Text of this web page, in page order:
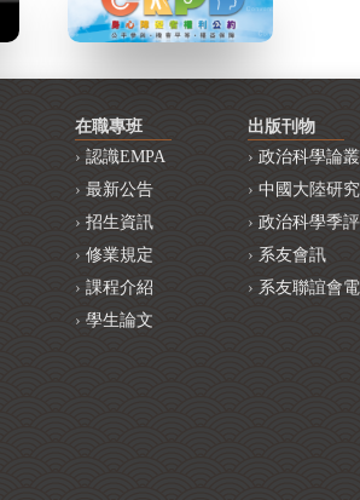
在職專班
認識EMPA
最新公告
招生資訊
修業規定
課程介紹
學生論文
出版刊物
政治科學論叢
中國大陸研
政治科學季評
系友會訊
系友聯誼會